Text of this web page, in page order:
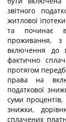
звітного
житлової
та починає
проживання,
включення до
фактично
протягом
права на
податкової
суми
знижки,
сплачених